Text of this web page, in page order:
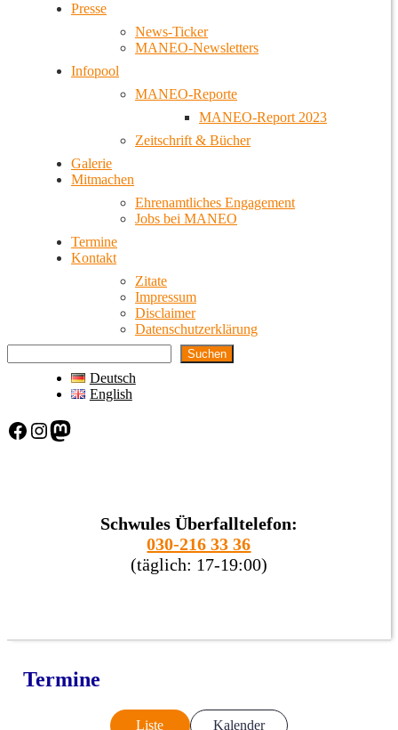
Presse
News-Ticker
MANEO-Newsletters
Infopool
MANEO-Reporte
MANEO-Report 2023
Zeitschrift & Bücher
Galerie
Mitmachen
Ehrenamtliches Engagement
Jobs bei MANEO
Termine
Kontakt
Zitate
Impressum
Disclaimer
Datenschutzerklärung
Suchen
Deutsch
English
Facebook Instagram Mastodon
Schwules Überfalltelefon:
030-216 33 36
(täglich: 17-19:00)
Termine
Liste Kalender